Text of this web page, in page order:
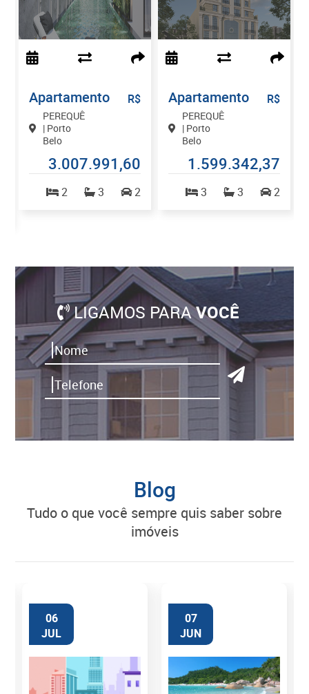
Apartamento
PEREQUÊ
| Porto
Belo
R$
3.007.991,60
2 3 2
Apartamento
PEREQUÊ
| Porto
Belo
R$
1.599.342,37
3 3
2
LIGAMOS PARAVOCÊ
Blog
tudo o que você sempre quis saber sobre
imóveis
06
JUL
07
JUN